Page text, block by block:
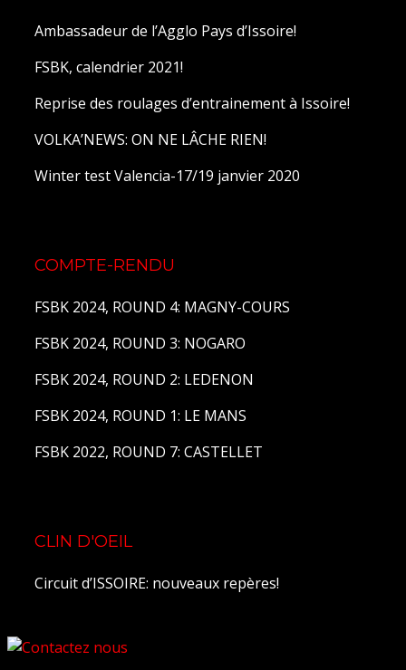
Ambassadeur de l’Agglo Pays d’Issoire!
FSBK, calendrier 2021!
Reprise des roulages d’entrainement à Issoire!
VOLKA’NEWS: ON NE LÂCHE RIEN!
Winter test Valencia-17/19 janvier 2020
COMPTE-RENDU
FSBK 2024, ROUND 4: MAGNY-COURS
FSBK 2024, ROUND 3: NOGARO
FSBK 2024, ROUND 2: LEDENON
FSBK 2024, ROUND 1: LE MANS
FSBK 2022, ROUND 7: CASTELLET
CLIN D'OEIL
Circuit d’ISSOIRE: nouveaux repères!